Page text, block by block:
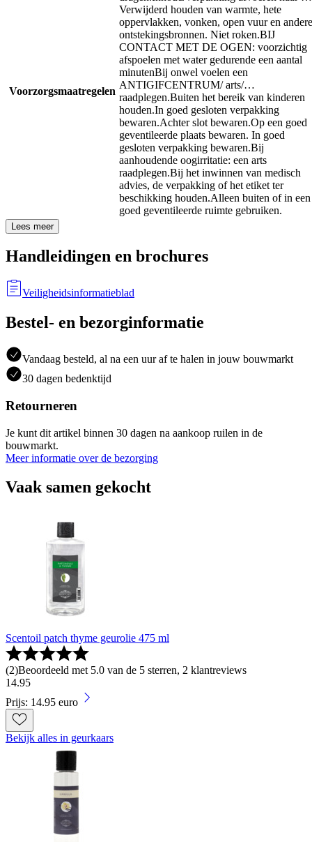
Voorzorgsmaatregelen
Verwijderd houden van warmte, hete
oppervlakken, vonken, open vuur en andere
ontstekingsbronnen. Niet roken.BIJ
CONTACT MET DE OGEN: voorzichtig
afspoelen met water gedurende een aantal
minutenBij onwel voelen een
ANTIGIFCENTRUM/ arts/…
raadplegen.Buiten het bereik van kinderen
houden.In goed gesloten verpakking
bewaren.Achter slot bewaren.Op een goed
geventileerde plaats bewaren. In goed
gesloten verpakking bewaren.Bij
aanhoudende oogirritatie: een arts
raadplegen.Bij het inwinnen van medisch
advies, de verpakking of het etiket ter
beschikking houden.Alleen buiten of in een
goed geventileerde ruimte gebruiken.
Lees meer
Handleidingen en brochures
Veiligheidsinformatieblad
Bestel- en bezorginformatie
Vandaag besteld, al na een uur af te halen in jouw bouwmarkt
30 dagen bedenktijd
Retourneren
Je kunt dit artikel binnen 30 dagen na aankoop ruilen in de
bouwmarkt.
Meer informatie over de bezorging
Vaak samen gekocht
Scentoil patch thyme geurolie 475 ml
(2)Beoordeeld met 5.0 van de 5 sterren, 2 klantreviews
14.95
Prijs: 14.95 euro
Bekijk alles in geurkaars